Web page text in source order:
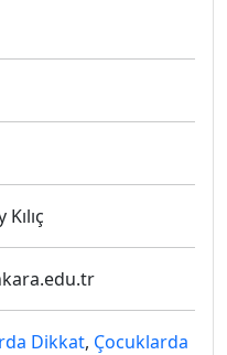
Dikkat, Çocuklarda